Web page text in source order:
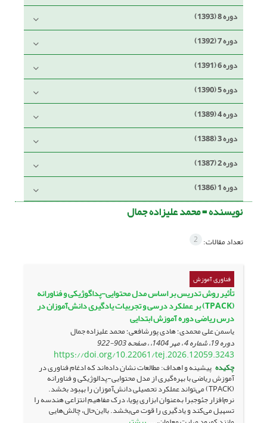
دوره 8 (1393)
دوره 7 (1392)
دوره 6 (1391)
دوره 5 (1390)
دوره 4 (1389)
دوره 3 (1388)
دوره 2 (1387)
دوره 1 (1386)
نویسنده =محمد علیزاده جمال
تعداد مقالات: 2
فناوری آموزش
تأثیر روش تدریس بر اساس مدل محتوایی-پداگوژیکی و فناورانه
(TPACK) بر عملکرد درسی و تجربیات یادگیری دانش‌آموزان در
درس ریاضی دوره آموزش ابتدایی
یاسمن علی محمدی؛ هادی پورشافعی؛ محمد علیزاده جمال
دوره 19، شماره 4 ، مهر 1404، ، صفحه 903-922
https://doi.org/10.22061/tej.2026.12059.3243
چکیده پیشینه و اهداف: مطالعات نشان داده‌اند که ادغام فناوری در
آموزش ریاضی با بهره‌گیری از مدل محتوایی-پدالوژیکی و فناورانه
(TPACK) می‌تواند عملکرد تحصیلی دانش‌آموزان را بهبود بخشد.
نرم‌افزار جئوجبرا به‌عنوان ابزاری پویا، درک مفاهیم انتزاعی هندسه را
تسهیل می‌کند و یادگیری را قوت می‌بخشد. بااین‌حال، چالش‌هایی